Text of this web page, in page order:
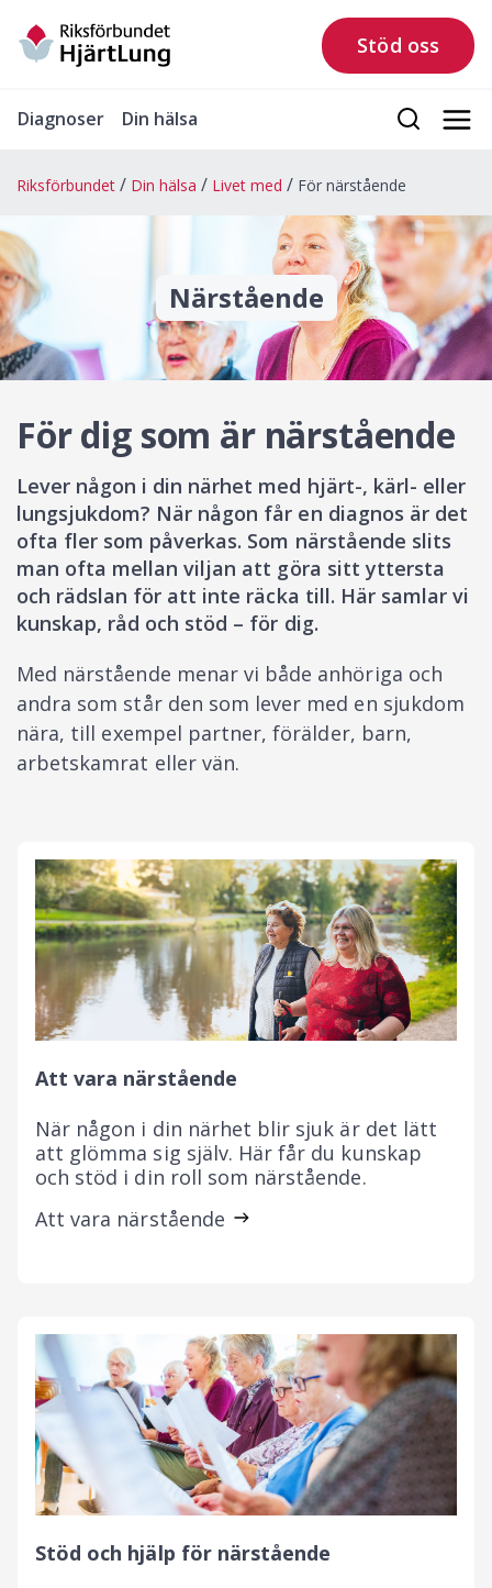
Stöd oss
Diagnoser Din hälsa
Riksförbundet Din hälsa Livet med För närstående
Närstående
För dig som är närstående
Lever någon i din närhet med hjärt-, kärl- eller
lungsjukdom? När någon får en diagnos är det
ofta fler som påverkas. Som närstående slits
man ofta mellan viljan att göra sitt yttersta
och rädslan för att inte räcka till. Här samlar vi
kunskap, råd och stöd – för dig.
Med närstående menar vi både anhöriga och
andra som står den som lever med en sjukdom
nära, till exempel partner, förälder, barn,
arbetskamrat eller vän.
Att vara närstående
När någon i din närhet blir sjuk är det lätt
att glömma sig själv. Här får du kunskap
och stöd i din roll som närstående.
Att vara närstående
Stöd och hjälp för närstående